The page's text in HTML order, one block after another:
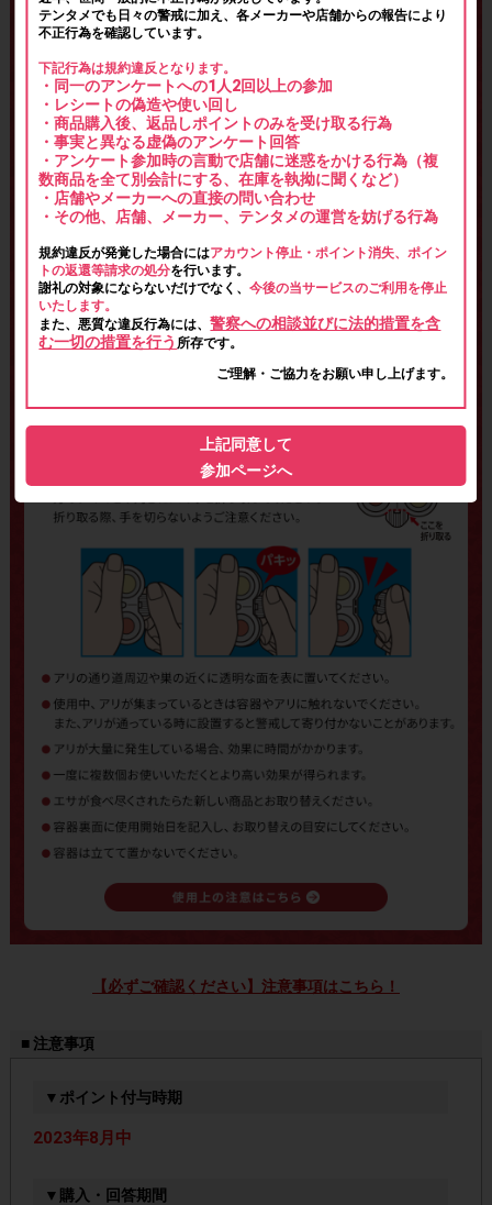
【必ずご確認ください】注意事項はこちら！
■ 注意事項
▼ポイント付与時期
2023年8月中
▼購入・回答期間
テンタメでも日々の警戒に加え、各メーカーや店舗からの報告により
不正行為を確認しています。
下記行為は規約違反となります。
・同一のアンケートへの1人2回以上の参加
・レシートの偽造や使い回し
・商品購入後、返品しポイントのみを受け取る行為
・事実と異なる虚偽のアンケート回答
・アンケート参加時の言動で店舗に迷惑をかける行為（複
数商品を全て別会計にする、在庫を執拗に聞くなど）
・店舗やメーカーへの直接の問い合わせ
・その他、店舗、メーカー、テンタメの運営を妨げる行為
規約違反が発覚した場合にはアカウント停止・ポイント消失、ポイン
トの返還等請求の処分を行います。
謝礼の対象にならないだけでなく、今後の当サービスのご利用を停止
いたします。
また、悪質な違反行為には、警察への相談並びに法的措置を含
む一切の措置を行う 所存です。
ご理解・ご協力をお願い申し上げます。
上記同意して
参加ページへ